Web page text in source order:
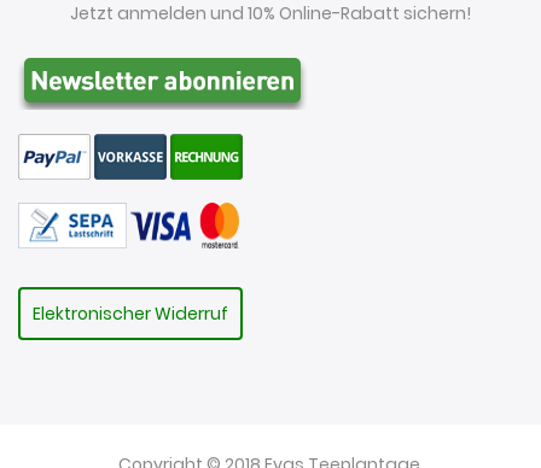
Jetzt anmelden und 10% Online-Rabatt sichern!
Elektronischer Widerruf